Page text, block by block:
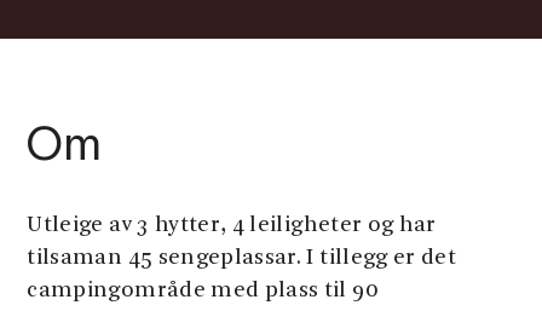
Om
Utleige av 3 hytter, 4 leiligheter og har
tilsaman 45 sengeplassar. I tillegg er det
campingområde med plass til 90